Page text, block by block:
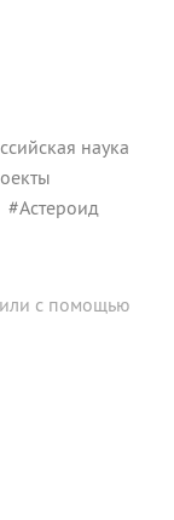
наука
#Астероид
с помощью